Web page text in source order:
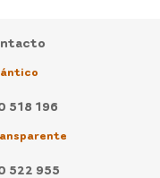
518 196
522 955